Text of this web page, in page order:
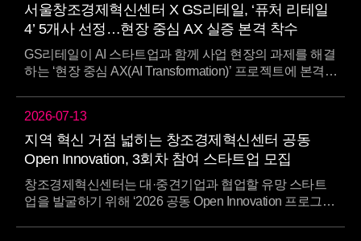
서울창조경제혁신센터 X GS리테일, ‘퓨처 리테일
4’ 5개사 선정…현장 중심 AX 실증 본격 착수
GS리테일이 AI 스타트업과 함께 사업 현장의 과제를 해결
하는 ‘현장 중심 AX(AI Transformation)’ 프로젝트에 본격
2026-07-13
지역 혁신 거점 넓히는 창조경제혁신센터 공동
Open Innovation, 3회차 참여 스타트업 모집
창조경제혁신센터는 대·중견기업과 협업할 유망 스타트
업을 발굴하기 위해 ‘2026 공동 Open Innovation 프로그